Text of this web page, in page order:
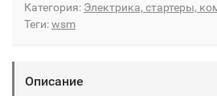
Категория: Электрика, стартеры,
Теги:wsm
Описание